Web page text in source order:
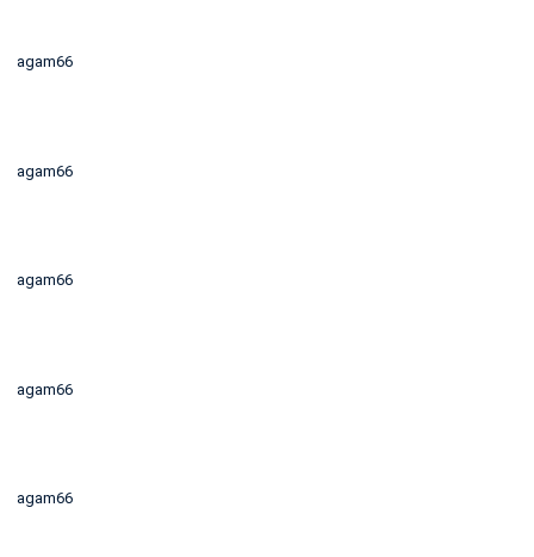
agam66
agam66
agam66
agam66
agam66